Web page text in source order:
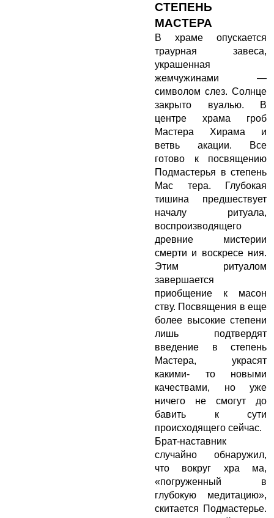
СТЕПЕНЬ
МАСТЕРА
В храме опускается
траурная завеса,
украшенная
жемчужинами —
символом слез. Солнце
закрыто вуалью. В
центре храма гроб
Мастера Хирама и
ветвь акации. Все
готово к посвящению
Подмастерья в степень
Мас тера. Глубокая
тишина предшествует
началу ритуала,
воспроизводящего
древние мистерии
смерти и воскресе ния.
Этим ритуалом
завершается
приобщение к масон
ству. Посвящения в еще
более высокие степени
лишь подтвердят
введение в степень
Мастера, украсят
какими- то новыми
качествами, но уже
ничего не смогут до
бавить к сути
происходящего сейчас.
Брат-наставник
случайно обнаружил,
что вокруг хра ма,
«погруженный в
глубокую медитацию»,
скитается Подмастерье.